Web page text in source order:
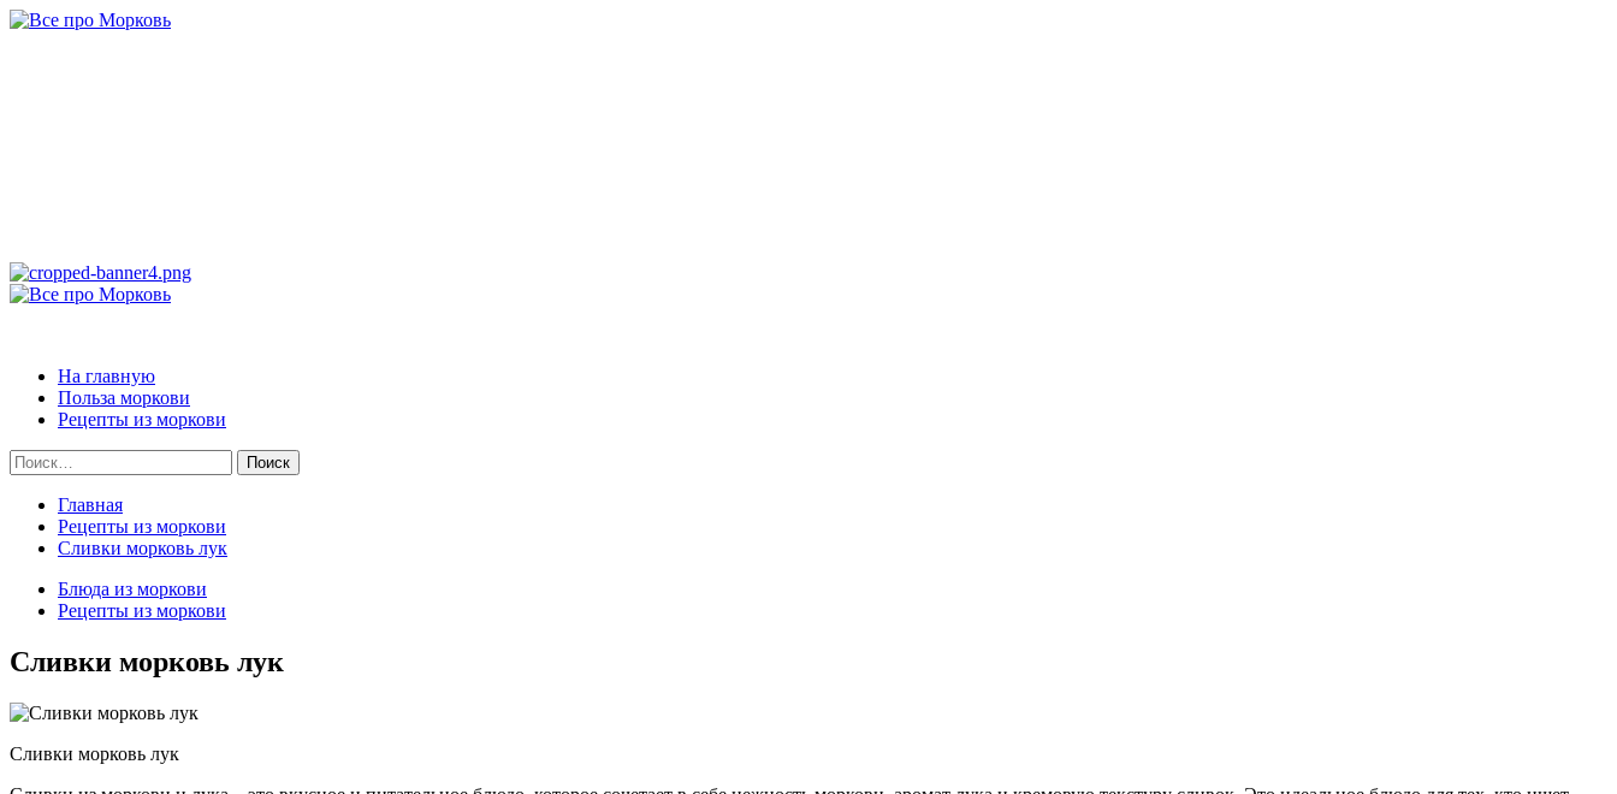
Перейти
Основное
На главную
Польза моркови
Рецепты из моркови
Найти:
Главная
Рецепты из моркови
Сливки морковь лук
Блюда из моркови
Рецепты из моркови
Сливки морковь лук
Сливки морковь лук